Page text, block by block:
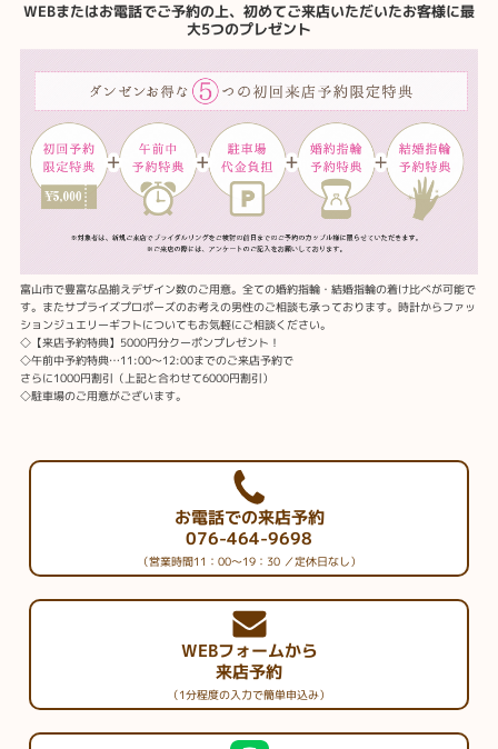
WEBまたはお電話でご予約の上、初めてご来店いただいたお客様に最
大5つのプレゼント
富山市で豊富な品揃えデザイン数のご用意。全ての婚約指輪・結婚指輪の着け比べが可能で
す。またサプライズプロポーズのお考えの男性のご相談も承っております。時計からファッ
ションジュエリーギフトについてもお気軽にご相談ください。
◇【来店予約特典】5000円分クーポンプレゼント！
◇午前中予約特典…11:00～12:00までのご来店予約で
さらに1000円割引（上記と合わせて6000円割引）
◇駐車場のご用意がございます。
お電話での来店予約
076-464-9698
（営業時間11：00～19：30 ／定休日なし）
WEBフォームから
来店予約
（1分程度の入力で簡単申込み）